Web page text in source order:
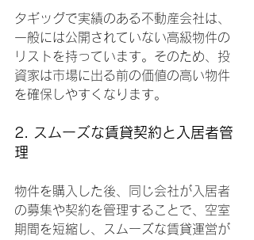
タギッグで実績のある不動産会社は、
一般には公開されていない高級物件の
リストを持っています。そのため、投
資家は市場に出る前の価値の高い物件
を確保しやすくなります。
2. スムーズな賃貸契約と入居者管
理
物件を購入した後、同じ会社が入居者
の募集や契約を管理することで、空室
期間を短縮し、スムーズな賃貸運営が